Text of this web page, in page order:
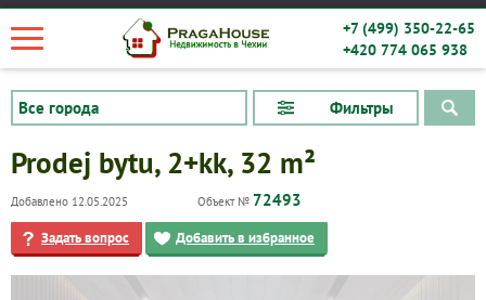
+7 (499) 350-22-65
+420 774 065 938
Фильтры
Prodej bytu, 2+kk, 32 m²
Добавлено 12.05.2025 Объект № 72493
Задать вопрос Добавить в избранное